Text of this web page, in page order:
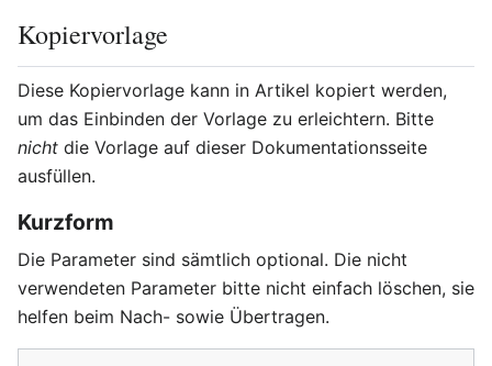
Kopiervorlage
Diese Kopiervorlage kann in Artikel kopiert werden,
um das Einbinden der Vorlage zu erleichtern. Bitte
nicht die Vorlage auf dieser Dokumentationsseite
ausfüllen.
Kurzform
Die Parameter sind sämtlich optional. Die nicht
verwendeten Parameter bitte nicht einfach löschen, sie
helfen beim Nach- sowie Übertragen.